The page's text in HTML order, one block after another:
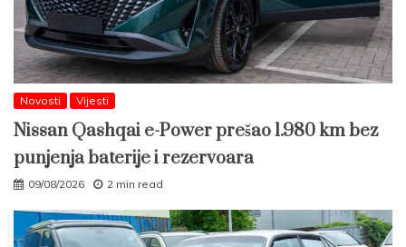
Novosti Vijesti
Nissan Qashqai e-Power prešao 1.980 km bez
punjenja baterije i rezervoara
09/08/2026 2 min read